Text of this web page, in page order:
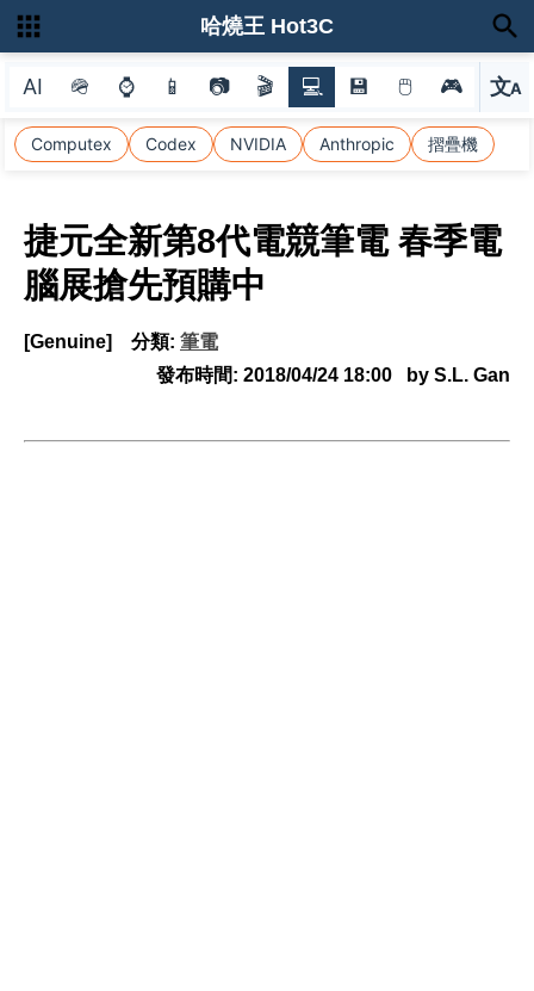
AI 🪖 ⌚ 📱 📷 🎬 💻 💾 🖱 🎮 文A
選
Computex Codex NVIDIA Anthropic 摺疊機
哈燒王 Hot3C
捷元全新第8代電競筆電 春季電
腦展搶先預購中
[Genuine] 分類: 筆電
發布時間: 2018/04/24 18:00 by S.L. Gan